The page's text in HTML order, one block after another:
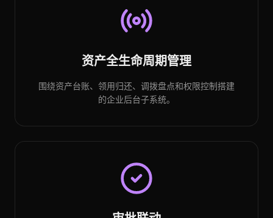
资产全生命周期管理
围绕资产台账、领用归还、调拨盘点和权限控制搭建
的企业后台子系统。